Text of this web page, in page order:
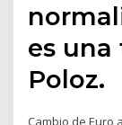
es una
Poloz.
Cambio de Euro